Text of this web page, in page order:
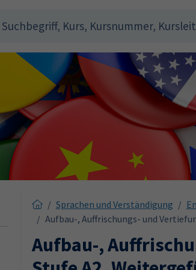
Sprachen und Verständigung
Aufbau-, Auffrischungs- und
Aufbau-,